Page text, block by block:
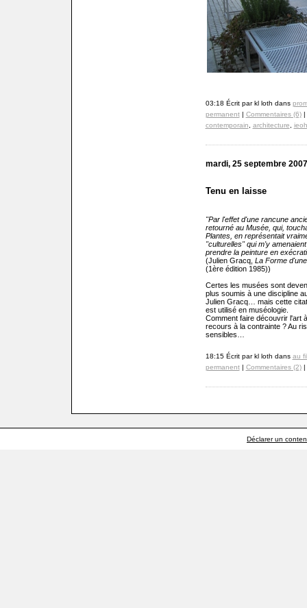
03:18 Écrit par kl loth dans
permanent| Commentaires (6)|
contemporain
architecture
mardi, 25 septembre 2007
Tenu en laisse
"Par l'effet d'une rancune
retourné au Musée, qui,
Plantes, en représentait
"culturelles" qui m'y
prendre la peinture en
(Julien Gracq, La Forme
(1ère édition 1985))
Certes les musées sont
plus soumis à une discipline
Julien Gracq… mais cette
est utilisé en muséologie.
Comment faire découvrir l'art
recours à la contrainte ? Au
sensibles…
18:15 Écrit par kl loth dans au
permanent| Commentaires (2)|
Déclarer un